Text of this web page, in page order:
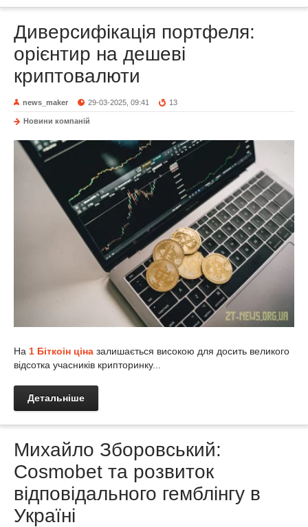
Диверсифікація портфеля:
орієнтир на дешеві
криптовалюти
news_maker 29-03-2025, 09:41 13
Новини компаній
На 1 Біткоін ціна залишається високою для досить великого
відсотка учасників крипторинку...
Детальніше
Михайло Зборовський:
Cosmobet та розвиток
відповідального гемблінгу в
Україні